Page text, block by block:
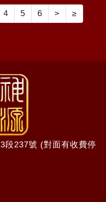
4 5 6 > ≥
段237號 (對面有收費停